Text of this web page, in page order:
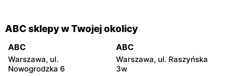
ABC sklepy w Twojej okolicy
ABC
Warszawa, ul.
Nowogrodzka 6
ABC
Warszawa, ul. Raszyńska
3w